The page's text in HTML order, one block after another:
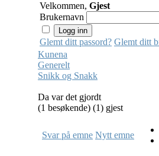
Velkommen, Gjest
Brukernavn
Glemt ditt passord? Glemt ditt
Kunena
Generelt
Snikk og Snakk
Da var det gjordt
(1 besøkende) (1) gjest
Svar på emne Nytt emne